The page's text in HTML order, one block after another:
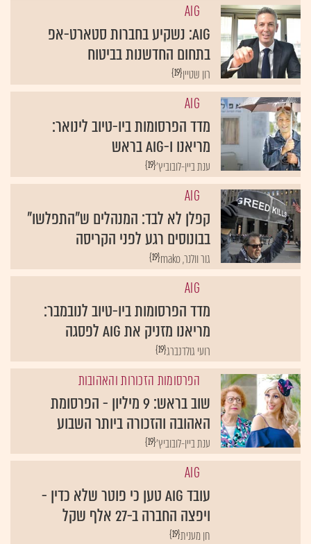
AIG
AIG: נשקיע בחברות סטארט-אפ
בתחום החדשנות בביטוח
{19}רון שטיין
AIG
מדד הפרסומות ביו-טיוב לינואר:
מריאנו ו-AIG בראש
{19}ענת ביין-לובוביץ'
AIG
קפלן לא לבד: המנהלים ש"התפלשו"
בבונוסים רגע לפני הקריסה
{19} גור וולנר, mako
AIG
מדד הפרסומות ביו-טיוב לנובמבר:
מריאנו מזניק את AIG לפסגה
{19}רועי גולדנברג
הפרסומות הזכורות והאהובות
שוב בראש: 9 מיליון - הפרסומת
האהובה והזכורה ביותר השבוע
{19}ענת ביין-לובוביץ'
AIG
עובד AIG טען כי פוטר שלא כדין -
ויפצה החברה ב-27 אלף שקל
{19}חן מענית